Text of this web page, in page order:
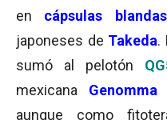
en cápsulas blandas
japoneses de Takeda.
sumó al pelotón
mexicana Genomma
aunque como